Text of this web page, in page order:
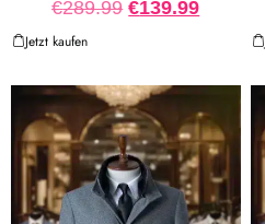
€289.99 €139.99
Jetzt kaufen